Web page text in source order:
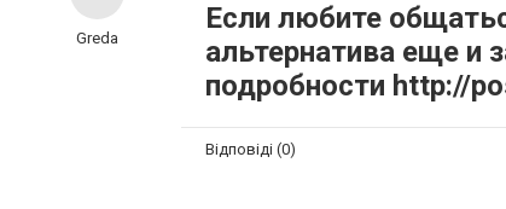
Greda
Если любите
альтернатива еще и
подробности http://
Відповіді (0)